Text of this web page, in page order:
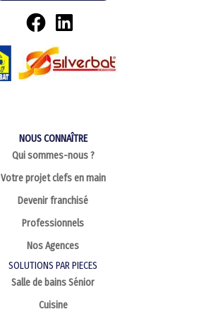
NOUS CONNAÎTRE
Qui sommes-nous ?
Votre projet clefs en main
Devenir franchisé
Professionnels
Nos Agences
SOLUTIONS PAR PIECES
Salle de bains Sénior
Cuisine